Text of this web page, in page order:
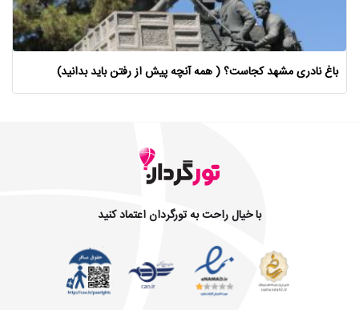
باغ نادری مشهد کجاست؟ ( همه آنچه پیش از رفتن باید بدانید)
با خیال راحت به تورگردان اعتماد کنید